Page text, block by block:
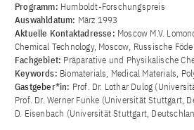
Programm: Humboldt-Forschungspreis
Auswahldatum: März 1993
Aktuelle Kontaktadresse: Moscow M.V.
Chemical Technology, Moscow, Russische
Fachgebiet: Präparative und Physikalische
Keywords: Biomaterials, Medical Materials,
Gastgeber*in: Prof. Dr. Lothar Dulog
Prof. Dr. Werner Funke (Universität Stuttgart,
D. Eisenbach (Universität Stuttgart,